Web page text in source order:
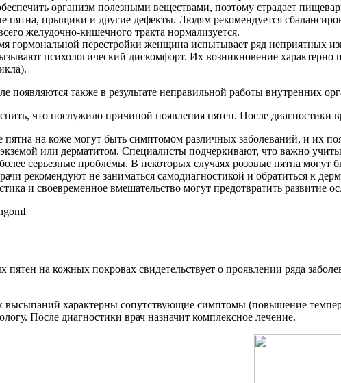
организм полезными веществами, поэтому страдает
пятна, прыщики и другие дефекты. Людям рекомендуется
желудочно-кишечного тракта нормализуется.
гормональной перестройки женщина испытывает ряд неприятных
психологический дискомфорт. Их возникновение характерно
появляются также в результате неправильной работы внутренних
что послужило причиной появления пятен. После диагностики
на коже могут быть симптомом различных заболеваний, и их
или дерматитом. Специалисты подчеркивают, что важно
серьезные проблемы. В некоторых случаях розовые пятна
рекомендуют не заниматься самодиагностикой и обратиться к
и своевременное вмешательство могут предотвратить развитие
пятен на кожных покровах свидетельствует о проявлении ряда
характерны сопутствующие симптомы (повышение
После диагностики врач назначит комплексное лечение.